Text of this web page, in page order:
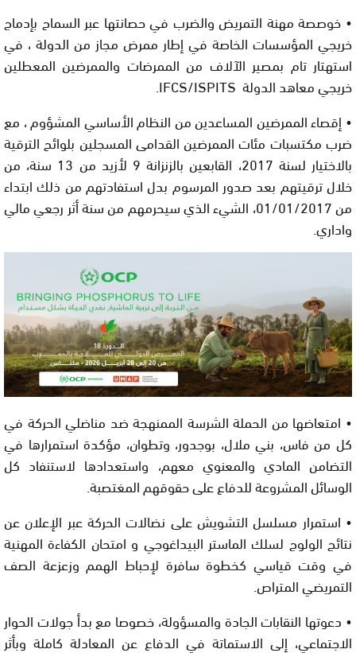
• خوصصة مهنة التمريض والضرب في حصانتها عبر السماح بإدماج
خريجي المؤسسات الخاصة في إطار ممرض مجاز من الدولة ، في
استهتار تام بمصير الآلاف من الممرضات والممرضين المعطلين
خريجي معاهد الدولة IFCS/ISPITS.
• إقصاء الممرضين المساعدين من النظام الأساسي المشؤوم ، مع
ضرب مكتسبات مئات الممرضين القدامى المسجلين بلوائح الترقية
بالاختيار لسنة 2017، القابعين بالزنزانة 9 لأزيد من 13 سنة، من
خلال ترقيتهم بعد صدور المرسوم بدل استفادتهم من ذلك ابتداء
من 01/01/2017، الشيء الذي سيحرمهم من سنة أثر رجعي مالي
واداري.
• امتعاضها من الحملة الشرسة الممنهجة ضد مناضلي الحركة في
كل من فاس، بني ملال، بوجدور، وتطوان، مؤكدة استمرارها في
التضامن المادي والمعنوي معهم، واستعدادها لاستنفاد كل
الوسائل المشروعة للدفاع على حقوقهم المغتصبة.
• استمرار مسلسل التشويش على نضالات الحركة عبر الإعلان عن
نتائج الولوج لسلك الماستر البيداغوجي و امتحان الكفاءة المهنية
في وقت قياسي كخطوة سافرة لإحباط الهمم وزعزعة الصف
التمريضي المتراص.
• دعوتها النقابات الجادة والمسؤولة، خصوصا مع بدأ جولات الحوار
الاجتماعي، إلى الاستماتة في الدفاع عن المعادلة كاملة وبأثر